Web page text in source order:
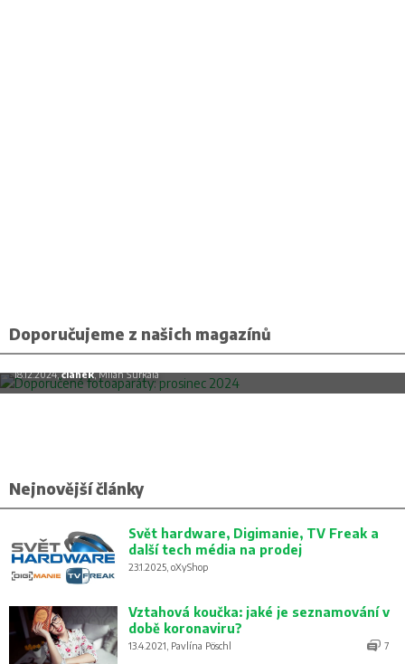
Doporučujeme z našich magazínů
Doporučené fotoaparáty: prosinec 2024
18.12.2024,článek, Milan Šurkala
Nejnovější články
Svět hardware, Digimanie, TV Freak a
další tech média na prodej
23.1.2025, oXyShop
Vztahová koučka: jaké je seznamování v
době koronaviru?
13.4.2021, Pavlína Pöschl 7